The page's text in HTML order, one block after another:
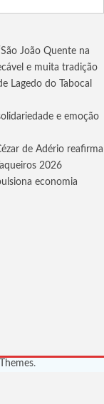
João Quente na
e muita tradição
Lagedo do Tabocal
e emoção
de Adério reafirma
2026
economia
.